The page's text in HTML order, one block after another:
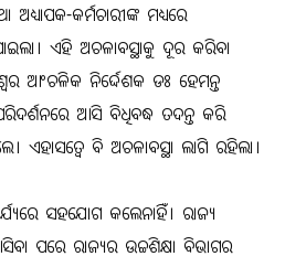
କର୍ମଚାରୀଙ୍କ ମଧ୍ୟରେ
ଏହି ଅଚଳାବସ୍ଥାକୁ ଦୂର କରିବା
ଆଂଚଳିକ ନିର୍ଦ୍ଦେଶକ ଡଃ ହେମନ୍ତ
ଆସି ବିଧିବଦ୍ଧ ତଦନ୍ତ କରି
ଏହାସତ୍ୱେ ବି ଅଚଳାବସ୍ଥା ଲାଗି ରହିଲା।
ସହଯୋଗ କଲେନାହିଁ। ରାଜ୍ୟ
ପରେ ରାଜ୍ୟର ଉଚ୍ଚଶିକ୍ଷା ବିଭାଗର